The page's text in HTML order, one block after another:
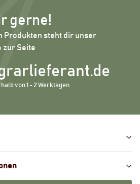
gerne!
Produkten steht dir unser
zur Seite
von 1 - 2 Werktagen